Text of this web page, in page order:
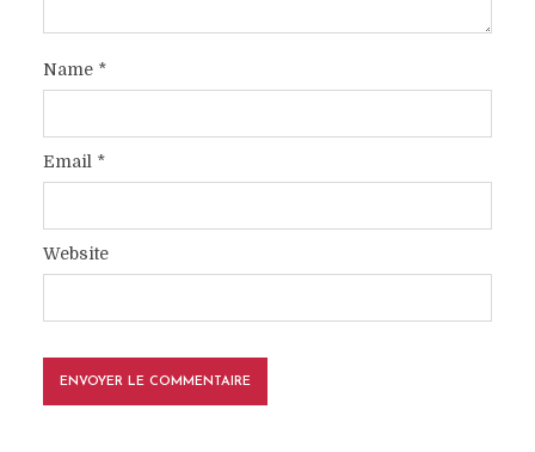
Name *
Email *
Website